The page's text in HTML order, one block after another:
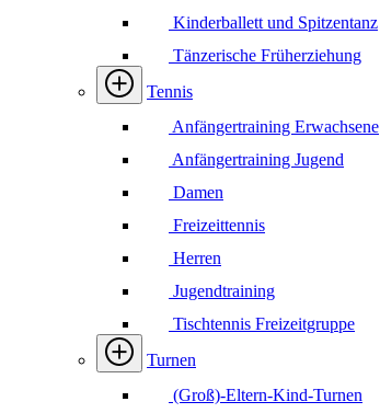
Kinderballett und Spitzentanz
Tänzerische Früherziehung
Tennis
Anfängertraining Erwachsene
Anfängertraining Jugend
Damen
Freizeittennis
Herren
Jugendtraining
Tischtennis Freizeitgruppe
Turnen
(Groß)-Eltern-Kind-Turnen